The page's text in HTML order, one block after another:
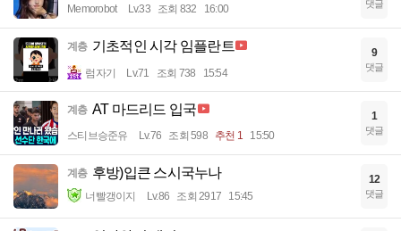
Memorobot Lv.33 조회 832 16:00 댓글
계층 기초적인 시각 임플란트
럼자기 Lv.71 조회 738 15:54
9
댓글
계층 AT 마드리드 입국
스티브승준유 Lv.76 조회 598 추천 1 15:50
1
댓글
계층 후방)입큰 스시국누나
너빨갱이지 Lv.86 조회 2917 15:45
12
댓글